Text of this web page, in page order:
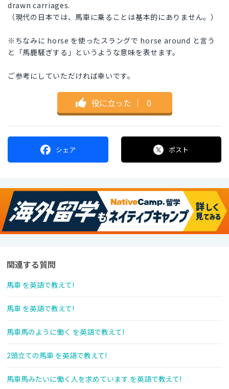
drawn carriages.
（現代の日本では、馬車に乗ることは基本的にありません。）
※ちなみに horse を使ったスラングで horse around と言う
と「馬鹿騒ぎする」というような意味を表せます。
ご参考にしていただければ幸いです。
役に立った ｜ 0
シェア ポスト
関連する質問
馬車 を英語で教えて!
馬車 を英語で教えて!
馬車馬のように働く を英語で教えて!
2頭立ての馬車 を英語で教えて!
馬車馬みたいに働く人を求めています を英語で教えて!